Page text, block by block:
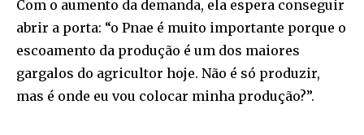
Com o aumento da demanda, ela espera conseguir
abrir a porta: “o Pnae é muito importante porque o
escoamento da produção é um dos maiores
gargalos do agricultor hoje. Não é só produzir,
mas é onde eu vou colocar minha produção?”.